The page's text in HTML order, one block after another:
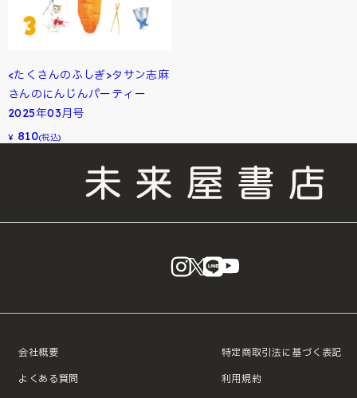
<たくさんのふしぎ>タサン志麻
さんのにんじんパーティー
2025年03月号
¥ 810(税込)
instagram
X LINE
会社概要
よくある質問
特定商取引法に基づく表記
利用規約